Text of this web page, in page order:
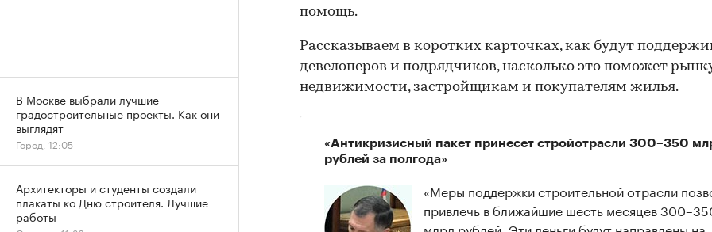
помощь.
Рассказываем в коротких карточках, как будут
девелоперов и подрядчиков, насколько это поможет
недвижимости, застройщикам и покупателям жилья.
«Антикризисный пакет принесет стройотрасли 300–350
рублей за полгода»
«Меры поддержки строительной отрасли
привлечь в ближайшие шесть месяцев
В Москве выбрали лучшие
градостроительные проекты. Как они
выглядят
Город, 12:05
Архитекторы и студенты создали
плакаты ко Дню строителя. Лучшие
работы